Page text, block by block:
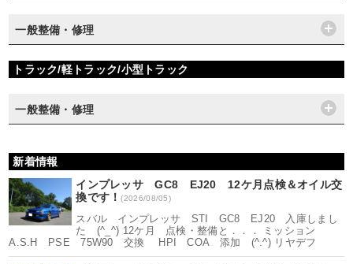
一般整備・修理
トラック/軽トラック/小型トラック
一般整備・修理
新着情報
インプレッサ GC8 EJ20 12ケ月点検＆オイル交
換です！(2026/08/05)
スバル インプレッサ STI GC8 EJ20 入庫しまし
た (^_^) 12ケ月 点検・整備と．．． ミッション
A.S.H PSE 75W90 交換 HPI COA 添加 (^.^) リヤデフ